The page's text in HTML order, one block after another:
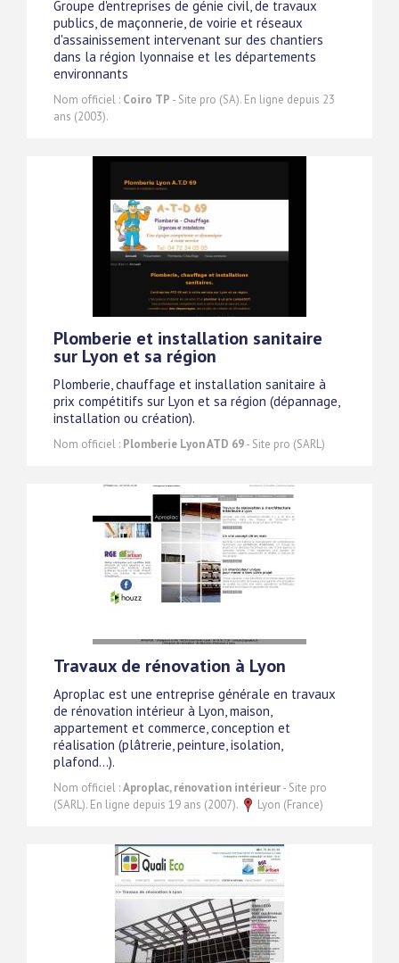
Groupe d'entreprises de génie civil, de travaux
publics, de maçonnerie, de voirie et réseaux
d'assainissement intervenant sur des chantiers
dans la région lyonnaise et les départements
environnants
Nom officiel : Coiro TP - Site pro (SA). En ligne depuis 23
ans (2003).
Plomberie et installation sanitaire
sur Lyon et sa région
Plomberie, chauffage et installation sanitaire à
prix compétitifs sur Lyon et sa région (dépannage,
installation ou création).
Nom officiel : Plomberie Lyon ATD 69- Site pro (SARL)
Travaux de rénovation à Lyon
Aproplac est une entreprise générale en travaux
de rénovation intérieur à Lyon, maison,
appartement et commerce, conception et
réalisation (plâtrerie, peinture, isolation,
plafond...).
Nom officiel :Aproplac, rénovation intérieur- Site pro
(SARL). En ligne depuis 19 ans (2007).
Lyon (France)